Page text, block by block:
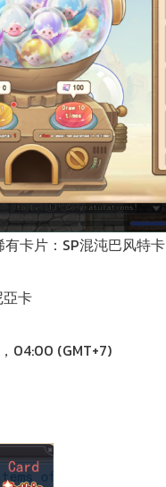
卡片：SP混沌巴风特卡
亞卡
04:00 (GMT+7)